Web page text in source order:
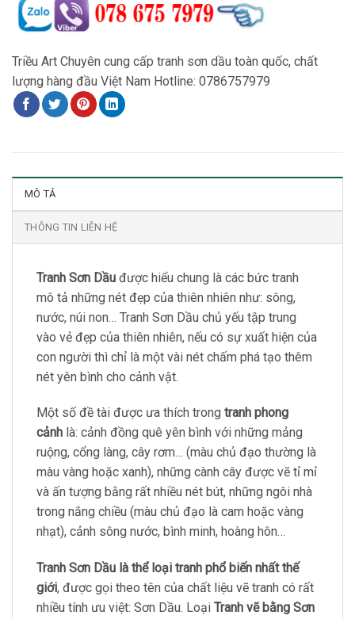
Triều Art Chuyên cung cấp tranh sơn dầu toàn quốc, chất
lượng hàng đầu Việt Nam Hotline: 0786757979
MÔ TẢ
THÔNG TIN LIÊN HỆ
Tranh Sơn Dầu được hiểu chung là các bức tranh
mô tả những nét đẹp của thiên nhiên như: sông,
nước, núi non… Tranh Sơn Dầu chủ yếu tập trung
vào vẻ đẹp của thiên nhiên, nếu có sự xuất hiện của
con người thì chỉ là một vài nét chấm phá tạo thêm
nét yên bình cho cảnh vật.
Một số đề tài được ưa thích trong tranh phong
cảnh là: cảnh đồng quê yên bình với những mảng
ruộng, cổng làng, cây rơm… (màu chủ đạo thường là
màu vàng hoặc xanh), những cành cây được vẽ tỉ mỉ
và ấn tượng bằng rất nhiều nét bút, những ngôi nhà
trong nắng chiều (màu chủ đạo là cam hoặc vàng
nhạt), cảnh sông nước, bình minh, hoàng hôn…
Tranh Sơn Dầu là thể loại tranh phổ biến nhất thế
giới, được gọi theo tên của chất liệu vẽ tranh có rất
nhiều tính ưu việt: Sơn Dầu. Loại Tranh vẽ bằng Sơn